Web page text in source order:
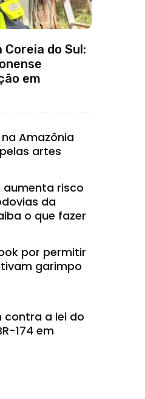
Coreia do Sul:
em
Amazônia
artes
risco
da
o que fazer
por permitir
garimpo
a lei do
174 em